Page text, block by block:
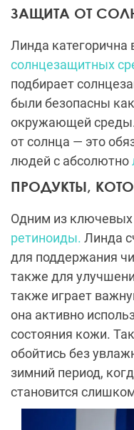
ЗАЩИТА ОТ
Линда категорична
солнцезащитных
подбирает
были безопасны
окружающей
от солнца — это
людей с абсолютно
ПРОДУКТЫ,
Одним из ключевых
ретиноиды. Линда
для поддержания
также для
также играет
она активно
состояния кожи.
обойтись без
зимний период,
становится